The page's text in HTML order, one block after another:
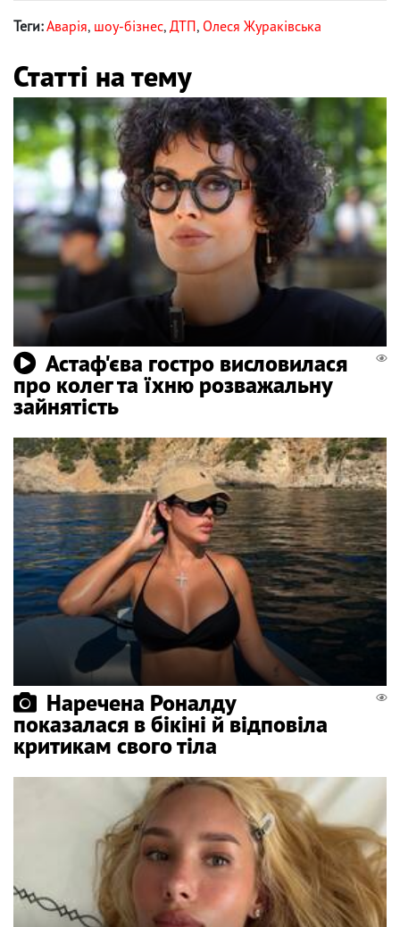
Теги:Аварія, шоу-бізнес, ДТП, Олеся Жураківська
Статті на тему
Астаф'єва гостро висловилася
про колег та їхню розважальну
зайнятість
Наречена Роналду
показалася в бікіні й відповіла
критикам свого тіла